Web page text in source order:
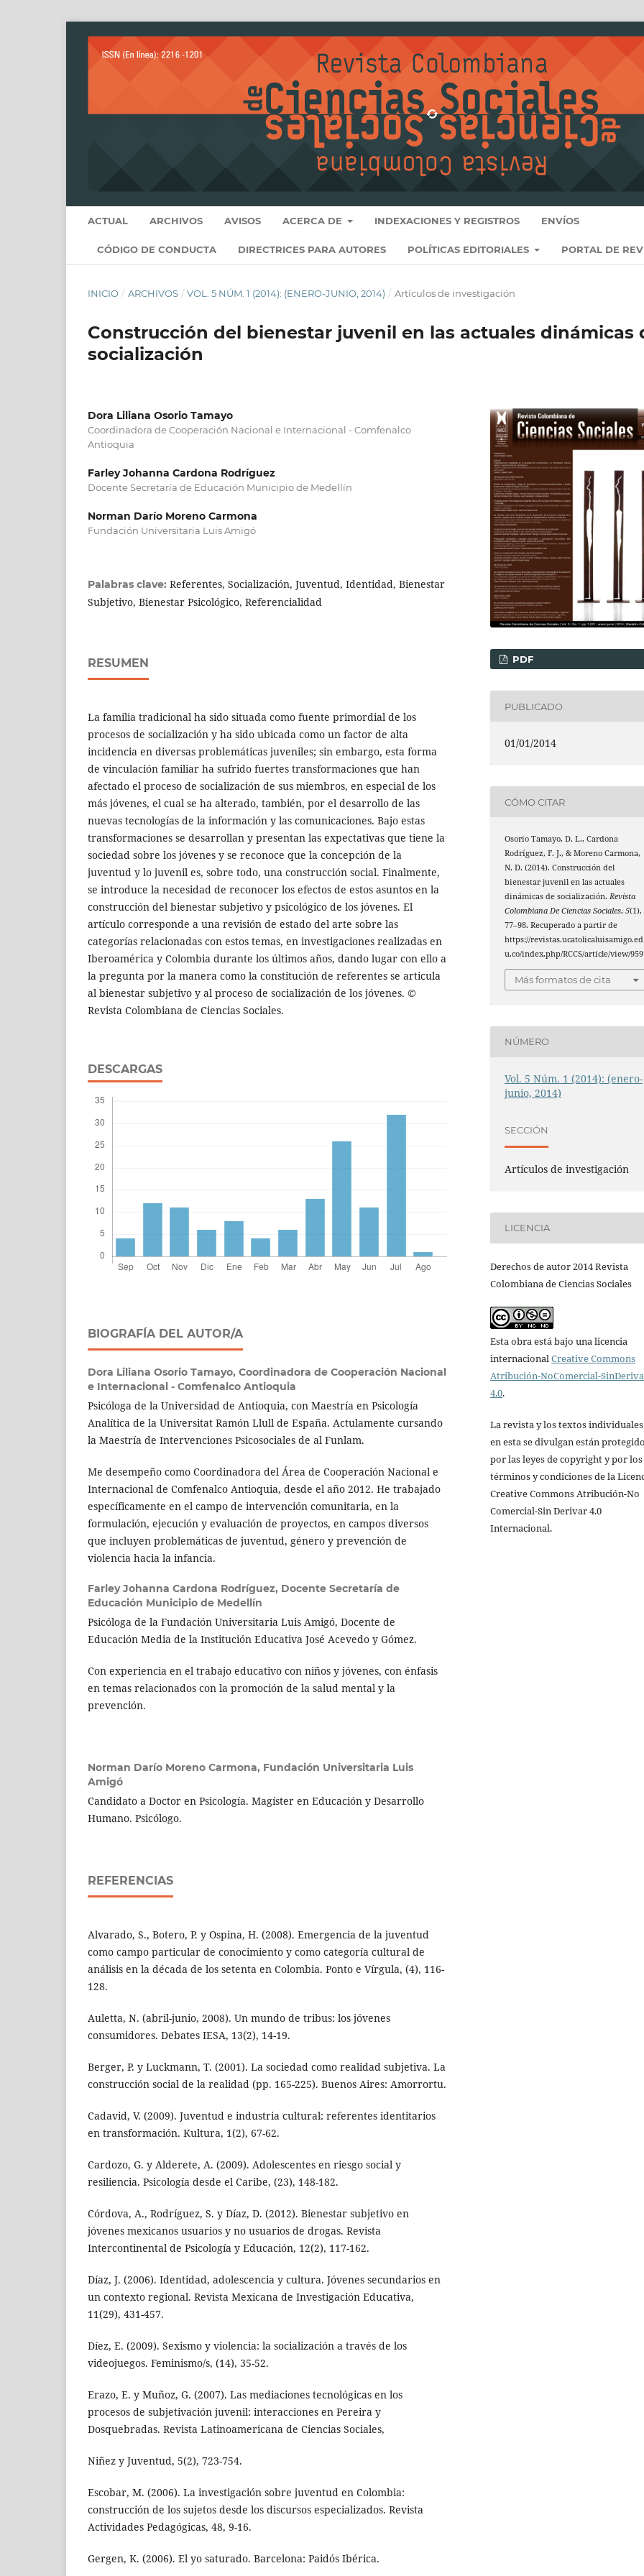
ACTUAL ARCHIVOS AVISOS ACERCA DE INDEXACIONES Y REGISTROS ENVÍOS
CÓDIGO DE CONDUCTA DIRECTRICES PARA AUTORES POLÍTICAS EDITORIALES PORTAL DE
INICIO / ARCHIVOS / VOL. 5 NÚM. 1 (2014): (ENERO-JUNIO, 2014) / Artículos de investigación
Construcción del bienestar juvenil en las actuales dinámicas
socialización
Dora Liliana Osorio Tamayo
Coordinadora de Cooperación Nacional e Internacional - Comfenalco
Antioquia
Farley Johanna Cardona Rodríguez
Docente Secretaría de Educación Municipio de Medellín
Norman Darío Moreno Carmona
Fundación Universitaria Luis Amigó
Palabras clave: Referentes, Socialización, Juventud, Identidad, Bienestar
Subjetivo, Bienestar Psicológico, Referencialidad
RESUMEN
La familia tradicional ha sido situada como fuente primordial de los
procesos de socialización y ha sido ubicada como un factor de alta
incidencia en diversas problemáticas juveniles; sin embargo, esta forma
de vinculación familiar ha sufrido fuertes transformaciones que han
afectado el proceso de socialización de sus miembros, en especial de los
más jóvenes, el cual se ha alterado, también, por el desarrollo de las
nuevas tecnologías de la información y las comunicaciones. Bajo estas
transformaciones se desarrollan y presentan las expectativas que tiene la
sociedad sobre los jóvenes y se reconoce que la concepción de la
juventud y lo juvenil es, sobre todo, una construcción social. Finalmente,
se introduce la necesidad de reconocer los efectos de estos asuntos en la
construcción del bienestar subjetivo y psicológico de los jóvenes. El
artículo corresponde a una revisión de estado del arte sobre las
categorías relacionadas con estos temas, en investigaciones realizadas en
Iberoamérica y Colombia durante los últimos años, dando lugar con ello a
la pregunta por la manera como la constitución de referentes se articula
al bienestar subjetivo y al proceso de socialización de los jóvenes. ©
Revista Colombiana de Ciencias Sociales.
DESCARGAS
BIOGRAFÍA DEL AUTOR/A
Dora Liliana Osorio Tamayo, Coordinadora de Cooperación Nacional
e Internacional - Comfenalco Antioquia
Psicóloga de la Universidad de Antioquia, con Maestría en Psicología
Analítica de la Universitat Ramón Llull de España. Actulamente cursando
la Maestría de Intervenciones Psicosociales de al Funlam.
Me desempeño como Coordinadora del Área de Cooperación Nacional e
Internacional de Comfenalco Antioquia, desde el año 2012. He trabajado
específicamente en el campo de intervención comunitaria, en la
formulación, ejecución y evaluación de proyectos, en campos diversos
que incluyen problemáticas de juventud, género y prevención de
violencia hacia la infancia.
Farley Johanna Cardona Rodríguez, Docente Secretaría de
Educación Municipio de Medellín
Psicóloga de la Fundación Universitaria Luis Amigó, Docente de
Educación Media de la Institución Educativa José Acevedo y Gómez.
Con experiencia en el trabajo educativo con niños y jóvenes, con énfasis
en temas relacionados con la promoción de la salud mental y la
prevención.
Norman Darío Moreno Carmona, Fundación Universitaria Luis
Amigó
Candidato a Doctor en Psicología. Magíster en Educación y Desarrollo
Humano. Psicólogo.
REFERENCIAS
Alvarado, S., Botero, P. y Ospina, H. (2008). Emergencia de la juventud
como campo particular de conocimiento y como categoría cultural de
análisis en la década de los setenta en Colombia. Ponto e Vírgula, (4), 116-
128.
Auletta, N. (abril-junio, 2008). Un mundo de tribus: los jóvenes
consumidores. Debates IESA, 13(2), 14-19.
Berger, P. y Luckmann, T. (2001). La sociedad como realidad subjetiva. La
construcción social de la realidad (pp. 165-225). Buenos Aires: Amorrortu.
Cadavid, V. (2009). Juventud e industria cultural: referentes identitarios
en transformación. Kultura, 1(2), 67-62.
Cardozo, G. y Alderete, A. (2009). Adolescentes en riesgo social y
resiliencia. Psicología desde el Caribe, (23), 148-182.
Córdova, A., Rodríguez, S. y Díaz, D. (2012). Bienestar subjetivo en
jóvenes mexicanos usuarios y no usuarios de drogas. Revista
Intercontinental de Psicología y Educación, 12(2), 117-162.
Díaz, J. (2006). Identidad, adolescencia y cultura. Jóvenes secundarios en
un contexto regional. Revista Mexicana de Investigación Educativa,
11(29), 431-457.
Díez, E. (2009). Sexismo y violencia: la socialización a través de los
videojuegos. Feminismo/s, (14), 35-52.
Erazo, E. y Muñoz, G. (2007). Las mediaciones tecnológicas en los
procesos de subjetivación juvenil: interacciones en Pereira y
Dosquebradas. Revista Latinoamericana de Ciencias Sociales,
Niñez y Juventud, 5(2), 723-754.
Escobar, M. (2006). La investigación sobre juventud en Colombia:
construcción de los sujetos desde los discursos especializados. Revista
Actividades Pedagógicas, 48, 9-16.
Gergen, K. (2006). El yo saturado. Barcelona: Paidós Ibérica.
PDF
PUBLICADO
01/01/2014
CÓMO CITAR
Osorio Tamayo, D. L., Cardona
Rodríguez, F. J., & Moreno Carmona,
N. D. (2014). Construcción del
bienestar juvenil en las actuales
dinámicas de socialización.Revista
Colombiana De Ciencias Sociales,5(1),
77–98. Recuperado a partir de
https://revistas.ucatolicaluisamigo.ed
u.co/index.php/RCCS/article/view/959
Más formatos de cita
NÚMERO
Vol. 5 Núm. 1 (2014): (enero-
junio, 2014)
SECCIÓN
Artículos de investigación
LICENCIA
Derechos de autor 2014 Revista
Colombiana de Ciencias Sociales
Esta obra está bajo una licencia
internacionalCreative Commons
Atribución-NoComercial-
4.0.
La revista y los textos
en esta se divulgan están
por las leyes de copyright y por los
términos y condiciones de la
Creative Commons Atribución-No
Comercial-Sin Derivar 4.0
Internacional.